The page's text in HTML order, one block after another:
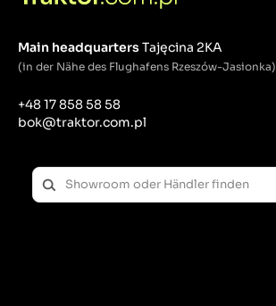
Main headquartersTajęcina 2KA
(in der Nähe des Flughafens Rzeszów-Jasionka)
+48 17 858 58 58
bok@traktor.com.pl